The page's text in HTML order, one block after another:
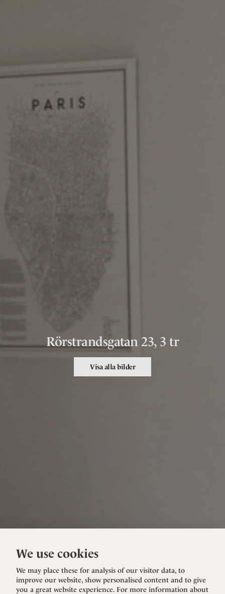
Rörstrandsgatan 23, 3 tr
Visa alla bilder
We use cookies
We may place these for analysis of our visitor data, to
improve our website, show personalised content and to give
you a great website experience. For more information about